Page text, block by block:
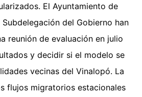
El Ayuntamiento de
del Gobierno han
reunión de evaluación en julio
y decidir si el modelo se
vecinas del Vinalopó. La
flujos migratorios estacionales